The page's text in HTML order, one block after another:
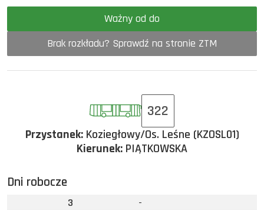
Ważny od do
Brak rozkładu? Sprawdź na stronie ZTM
322
Przystanek:Koziegłowy/Os. Leśne (KZOSL01)
Kierunek: PIĄTKOWSKA
Dni robocze
3
-